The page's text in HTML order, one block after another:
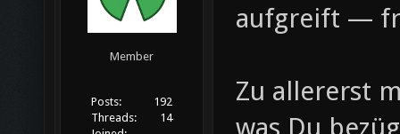
Member
Posts:
192
Threads:
14
aufgreift —
Zu allererst
was Du